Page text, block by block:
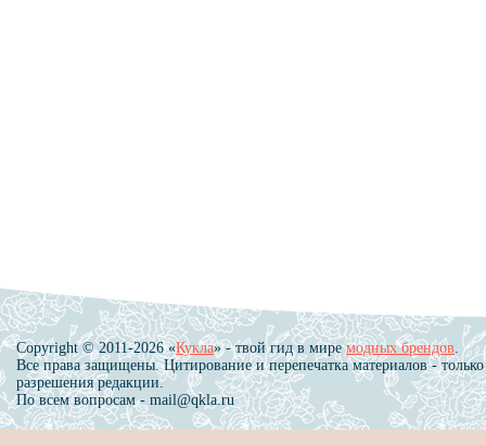
Copyright © 2011-2026 «Кукла» - твой гид в миремодных брендов
Все права защищены. Цитирование и перепечатка материалов - только
разрешения редакции.
По всем вопросам - mail@qkla.ru